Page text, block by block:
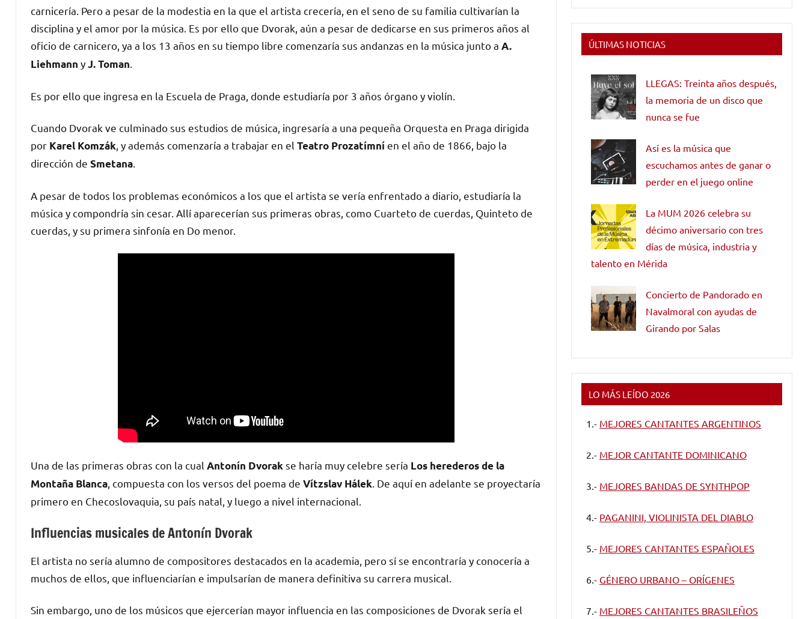
carnicería. Pero a pesar de la modestia en la que el artista crecería, en el seno de su familia cultivarían la
disciplina y el amor por la música. Es por ello que Dvorak, aún a pesar de dedicarse en sus primeros años al
oficio de carnicero, ya a los 13 años en su tiempo libre comenzaría sus andanzas en la música junto a A.
Liehmann yJ. Toman
Es por ello que ingresa en la Escuela de Praga, donde estudiaría por 3 años órgano y violín.
Cuando Dvorak ve culminado sus estudios de música, ingresaría a una pequeña Orquesta en Praga dirigida
por Karel Komzák , y además comenzaría a trabajar en el Teatro Prozatímníen el año de 1866, bajo la
dirección de Smetana
A pesar de todos los problemas económicos a los que el artista se vería enfrentado a diario, estudiaría la
música y compondría sin cesar. Allí aparecerían sus primeras obras, como Cuarteto de cuerdas, Quinteto de
cuerdas, y su primera sinfonía en Do menor.
Una de las primeras obras con la cual Antonín Dvorakse haría muy celebre sería Los herederos de la
Montaña Blanca , compuesta con los versos del poema de Vítzslav Hálek . De aquí en adelante se proyectaría
primero en Checoslovaquia, su país natal, y luego a nivel internacional.
Influencias musicales de Antonín Dvorak
El artista no sería alumno de compositores destacados en la academia, pero sí se encontraría y conocería a
muchos de ellos, que influenciarían e impulsarían de manera definitiva su carrera musical.
Sin embargo, uno de los músicos que ejercerían mayor influencia en las composiciones de Dvorak sería el
ÚLTIMAS NOTICIAS
LLEGAS: Treinta años después,
la memoria de un disco que
nunca se fue
Así es la música que
escuchamos antes de ganar o
perder en el juego online
La MUM 2026 celebra su
décimo aniversario con tres
días de música, industria y
talento en Mérida
Concierto de Pandorado en
Navalmoral con ayudas de
Girando por Salas
LO MÁS LEÍDO 2026
1.- MEJORES CANTANTES ARGENTINOS
2.- MEJOR CANTANTE DOMINICANO
3.- MEJORES BANDAS DE SYNTHPOP
4.- PAGANINI, VIOLINISTA DEL DIABLO
5.- MEJORES CANTANTES ESPAÑOLES
6.- GÉNERO URBANO – ORÍGENES
7.- MEJORES CANTANTES BRASILEÑOS